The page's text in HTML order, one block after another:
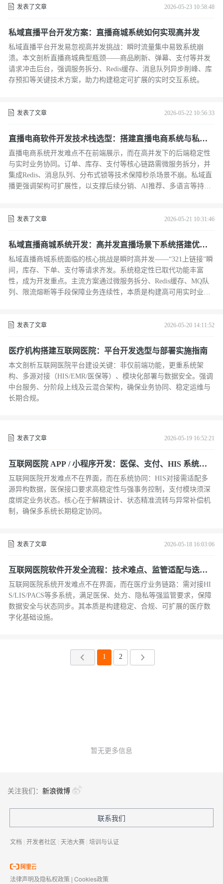
发表了文章 2026-05-23 10:58:48
私域直播平台开发方案：直播商城系统如何实现高并发
私域直播平台开发易忽视高并发挑战：瞬时流量集中易致系统崩
溃。本文剖析直播商城典型瓶颈——商品刷新、弹幕、支付等并发
请求冲击后台，强调服务拆分、Redis缓存、消息队列异步削峰、库
存预扣等关键技术方案，助力构建稳定可扩展的实时交互系统。
发表了文章 2026-05-22 10:56:33
直播电商软件开发技术栈选型：搭建直播电商系统与私域
直播 APP 开发要点
直播电商系统开发难点不在前端展示，而在高并发下的后端稳定性
与实时业务协同。订单、库存、支付等核心链路需微服务拆分，并
集成Redis、消息队列、分布式锁等技术保障秒杀场景不崩。私域直
播更强调架构可扩展性，以支撑后续分销、AI推荐、多语言等持续
发表了文章 2026-05-21 10:31:46
私域直播商城系统开发：高并发直播场景下系统搭建优化
实践
私域直播商城系统面临的核心挑战是瞬时高并发——“321上链接”瞬
间，库存、下单、支付等请求齐发。系统稳定性已取代功能丰富
性，成为开发重点。主流方案通过微服务拆分、Redis缓存、MQ队
列、限流熔断等手段保障业务连续性，本质是构建高可用实时业务
发表了文章 2026-05-20 14:11:52
医疗机构搭建互联网医院：平台开发选型与部署实施指南
本文剖析互联网医院平台建设关键：非仅前端功能，更重系统架
构、多源对接（HIS/EMR/医保等）、模块化部署与数据安全。强调
中台服务、分阶段上线及云混合架构，确保业务协同、稳定运维与
长期合规。
发表了文章 2026-05-19 16:52:21
互联网医院 APP / 小程序开发：医保、支付、HIS 系统对
接实践
互联网医院开发难点不在界面，而在系统协同：HIS对接需适配多
源异构数据，医保接口要求高稳定性与强事务控制，支付模块须深
度绑定业务状态。核心在于解耦设计、状态精准流转与异常补偿机
制，确保多系统长期稳定协同。
发表了文章 2026-05-18 16:03:06
互联网医院软件开发全流程：技术难点、监管适配与迭代
策略
互联网医院系统开发难点不在界面，而在医疗业务链路：需对接HI
S/LIS/PACS等多系统，满足医保、处方、隐私等强监管要求，保障
数据安全与状态同步。其本质是构建稳定、合规、可扩展的医疗数
字化基础设施。
1 2
暂无更多信息
关注我们： 新浪微博
联系我们
文档 | 开发者社区 | 天池大赛 | 培训与认证
法律声明及隐私权政策 | Cookies政策